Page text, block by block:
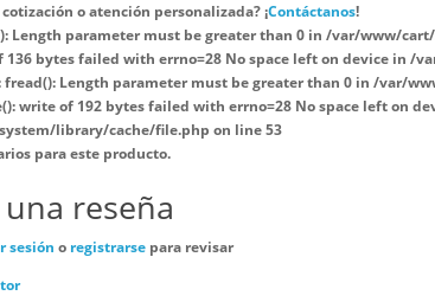
o atención personalizada? ¡Contáctanos!
Length parameter must be greater than 0 in /var/www/
bytes failed with errno=28 No space left on device in /
fread(): Length parameter must be greater than 0 in /var/
write of 192 bytes failed with errno=28 No space left on
library/cache/file.php on line53
para este producto.
reseña
sesión o registrarse para revisar